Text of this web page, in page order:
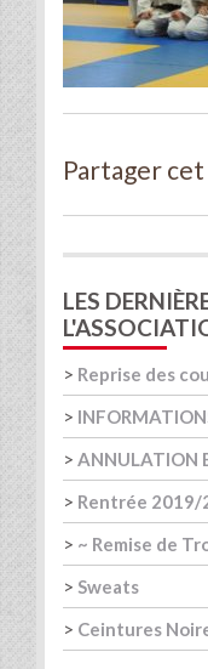
Partager
LES
> Reprise des
>
> ANNULATION
> Rentrée 2019/
> ~ Remise de
> Sweats
> Ceintures